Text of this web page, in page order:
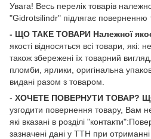
Увага! Весь перелік товарів
"Gidrotsilindr" підлягає поверненню
- ЩО ТАКЕ ТОВАРИ Належної
якості відносяться всі товари, які:
також збережені їх товарний
пломби, ярлики, оригінальна
видані разом з товаром.
- ХОЧЕТЕ ПОВЕРНУТИ ТОВАР?
узгодити повернення товару, Вам
які вказані в розділі
зазначені дані у ТТН при отриманні